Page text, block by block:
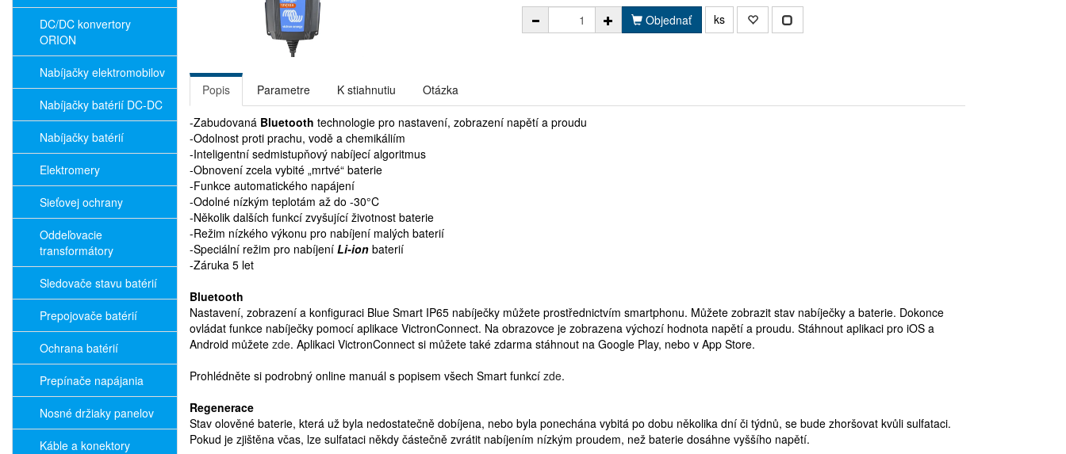
DC/DC konvertory
ORION
Nabíjačky elektromobilov
Nabíjačky batérií DC-DC
Nabíjačky batérií
Elektromery
Sieťovej ochrany
Oddeľovacie
transformátory
Sledovače stavu batérií
Prepojovače batérií
Ochrana batérií
Prepínače napájania
Nosné držiaky panelov
Káble a konektory
Objednať ks
Popis Parametre K stiahnutiu Otázka
-Zabudovaná Bluetooth technologie pro nastavení, zobrazení napětí a proudu
-Odolnost proti prachu, vodě a chemikáliím
-Inteligentní sedmistupňový nabíjecí algoritmus
-Obnovení zcela vybité „mrtvé“ baterie
-Funkce automatického napájení
-Odolné nízkým teplotám až do -30°C
-Několik dalších funkcí zvyšující životnost baterie
-Režim nízkého výkonu pro nabíjení malých baterií
-Speciální režim pro nabíjení Li-ion baterií
-Záruka 5 let
Bluetooth
Nastavení, zobrazení a konfiguraci Blue Smart IP65 nabíječky můžete prostřednictvím smartphonu. Můžete zobrazit stav nabíječky a baterie. Dokonce
ovládat funkce nabíječky pomocí aplikace VictronConnect. Na obrazovce je zobrazena výchozí hodnota napětí a proudu. Stáhnout aplikaci pro iOS a
Android můžete zde. Aplikaci VictronConnect si můžete také zdarma stáhnout na Google Play, nebo v App Store.
Prohlédněte si podrobný online manuál s popisem všech Smart funkcí zde.
Regenerace
Stav olověné baterie, která už byla nedostatečně dobíjena, nebo byla ponechána vybitá po dobu několika dní či týdnů, se bude zhoršovat kvůli sulfataci.
Pokud je zjištěna včas, lze sulfataci někdy částečně zvrátit nabíjením nízkým proudem, než baterie dosáhne vyššího napětí.